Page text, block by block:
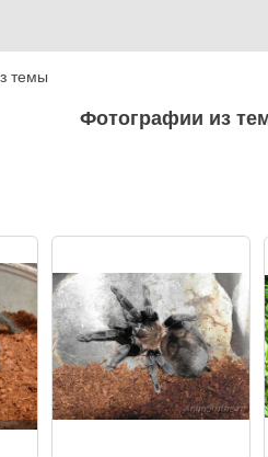
темы
Фотографии из